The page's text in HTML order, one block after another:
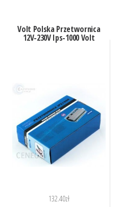
Volt Polska Przetwornica
12V-230V Ips-1000 Volt
132.40zł